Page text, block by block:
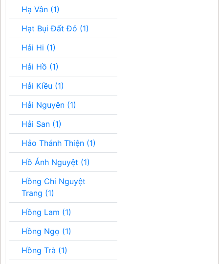
Hạ Vân (1)
Hạt Bụi Đất Đỏ (1)
Hải Hi (1)
Hải Hồ (1)
Hải Kiều (1)
Hải Nguyên (1)
Hải San (1)
Hảo Thánh Thiện (1)
Hồ Ánh Nguyệt (1)
Hồng Chi Nguyệt
Trang (1)
Hồng Lam (1)
Hồng Ngọ (1)
Hồng Trà (1)